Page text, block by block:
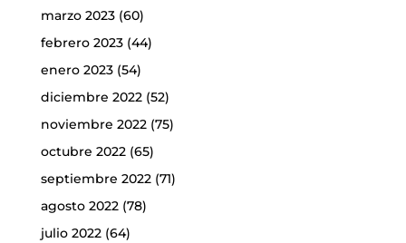
marzo 2023(60)
febrero 2023(44)
enero 2023(54)
diciembre 2022(52)
noviembre 2022(75)
octubre 2022(65)
septiembre 2022(71)
agosto 2022(78)
julio 2022(64)